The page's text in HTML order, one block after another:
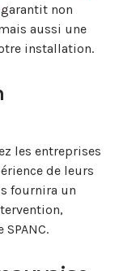
garantit non
aussi une
installation.
les entreprises
de leurs
fournira un